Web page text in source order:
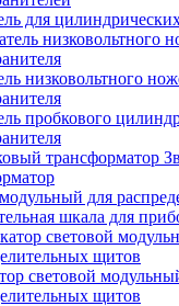
для
низковольтного
пробкового
для
шкала для
световой
щитов